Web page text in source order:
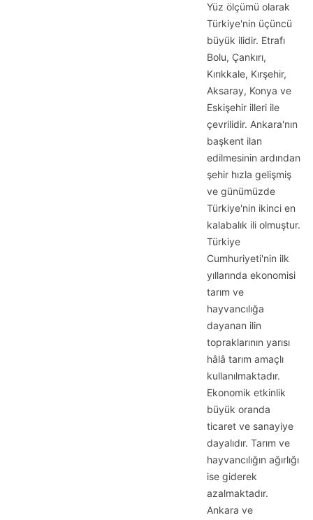
Yüz ölçümü olarak
Türkiye'nin üçüncü
büyük ilidir. Etrafı
Bolu, Çankırı,
Kırıkkale, Kırşehir,
Aksaray, Konya ve
Eskişehir illeri ile
çevrilidir. Ankara'nın
başkent ilan
edilmesinin ardından
şehir hızla gelişmiş
ve günümüzde
Türkiye'nin ikinci en
kalabalık ili olmuştur.
Türkiye
Cumhuriyeti'nin ilk
yıllarında ekonomisi
tarım ve
hayvancılığa
dayanan ilin
topraklarının yarısı
hâlâ tarım amaçlı
kullanılmaktadır.
Ekonomik etkinlik
büyük oranda
ticaret ve sanayiye
dayalıdır. Tarım ve
hayvancılığın ağırlığı
ise giderek
azalmaktadır.
Ankara ve